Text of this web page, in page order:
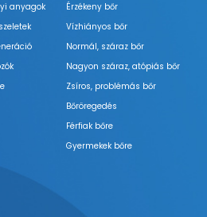
anyagok
Érzékeny bőr
Vízhiányos bőr
Normál, száraz bőr
Nagyon száraz, atópiás bőr
Zsíros, problémás bőr
Bőröregedés
Férfiak bőre
Gyermekek bőre